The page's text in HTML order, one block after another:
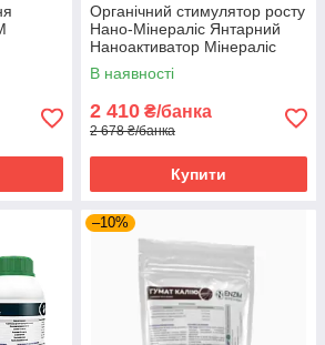
Органічний стимулятор росту
Нано-Мінераліс Янтарний
Наноактиватор Мінераліс
Україна 1 л
В наявності
2 410 ₴/банка
2 678 ₴/банка
Купити
–10%